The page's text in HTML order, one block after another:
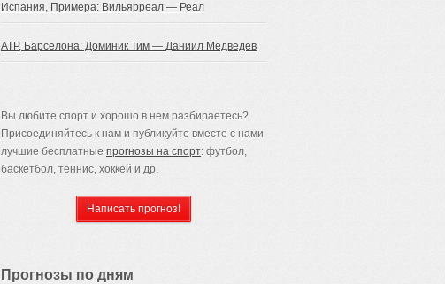
Испания, Примера: Вильярреал — Реал
ATP, Барселона: Доминик Тим — Даниил Медведев
Вы любите спорт и хорошо в нем разбираетесь?
Присоединяйтесь к нам и публикуйте вместе с нами
лучшие бесплатные прогнозы на спорт: футбол,
баскетбол, теннис, хоккей и др.
Прогнозы по дням